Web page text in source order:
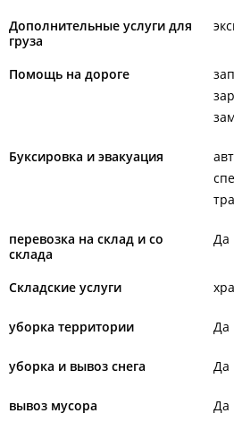
Дополнительные услуги для
груза
Помощь на дороге
Буксировка и эвакуация
перевозка на склад и со
склада
Да
Складские услуги
уборка территории Да
уборка и вывоз снега Да
вывоз мусора Да